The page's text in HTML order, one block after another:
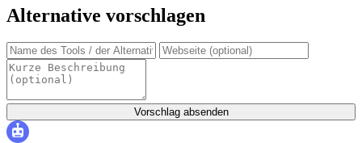
Alternative vorschlagen
Vorschlag absenden